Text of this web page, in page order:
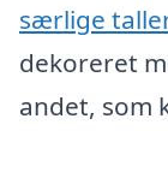
særlige
dekoreret
andet, som